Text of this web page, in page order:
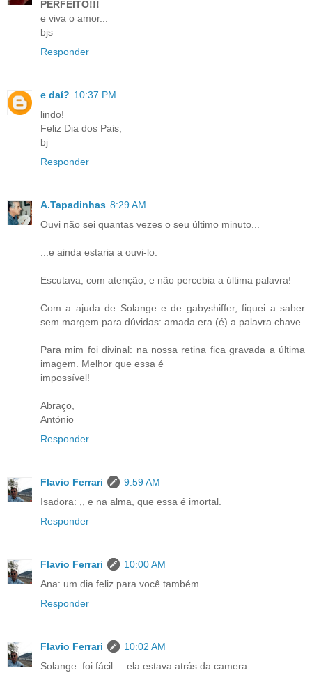
PERFEITO!!!
e viva o amor...
bjs
Responder
e daí? 10:37 PM
lindo!
Feliz Dia dos Pais,
bj
Responder
A.Tapadinhas 8:29 AM
Ouvi não sei quantas vezes o seu último minuto...
...e ainda estaria a ouvi-lo.
Escutava, com atenção, e não percebia a última palavra!
Com a ajuda de Solange e de gabyshiffer, fiquei a saber
sem margem para dúvidas: amada era (é) a palavra chave.
Para mim foi divinal: na nossa retina fica gravada a última
imagem. Melhor que essa é
impossível!
Abraço,
António
Responder
Flavio Ferrari
9:59 AM
Isadora: ,, e na alma, que essa é imortal.
Responder
Flavio Ferrari
10:00 AM
Ana: um dia feliz para você também
Responder
Flavio Ferrari
10:02 AM
Solange: foi fácil ... ela estava atrás da camera ...